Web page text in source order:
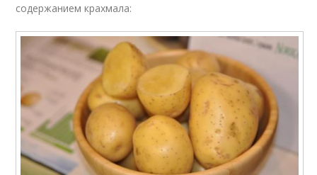
содержанием крахмала: